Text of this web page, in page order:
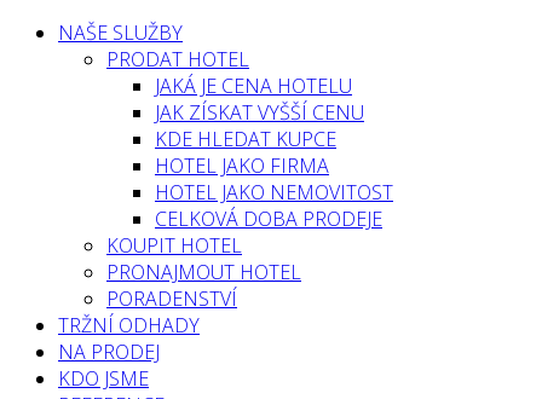
NAŠE SLUŽBY
PRODAT HOTEL
JAKÁ JE CENA HOTELU
JAK ZÍSKAT VYŠŠÍ CENU
KDE HLEDAT KUPCE
HOTEL JAKO FIRMA
HOTEL JAKO NEMOVITOST
CELKOVÁ DOBA PRODEJE
KOUPIT HOTEL
PRONAJMOUT HOTEL
PORADENSTVÍ
TRŽNÍ ODHADY
NA PRODEJ
KDO JSME